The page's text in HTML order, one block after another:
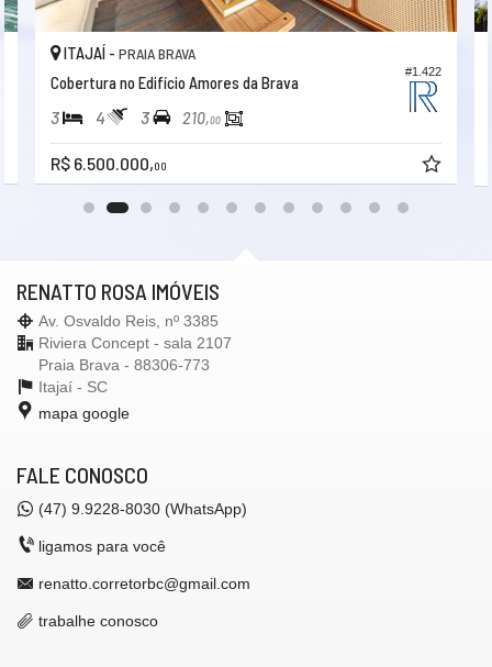
#1.422
ITAJAÍ -PRAIA BRAVA
Cobertura no Edifício Amores da Brava
3 4 3 210,00
R$ 6.500.000,00
RENATTO ROSA IMÓVEIS
Av. Osvaldo Reis, nº 3385
Riviera Concept - sala 2107
Praia Brava - 88306-773
Itajaí - SC
mapa google
FALE CONOSCO
(47) 9.9228-8030 (WhatsApp)
ligamos para você
renatto.corretorbc@gmail.com
trabalhe conosco